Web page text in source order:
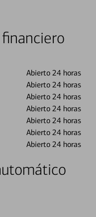
Abierto 24 horas
Abierto 24 horas
Abierto 24 horas
Abierto 24 horas
Abierto 24 horas
Abierto 24 horas
Abierto 24 horas